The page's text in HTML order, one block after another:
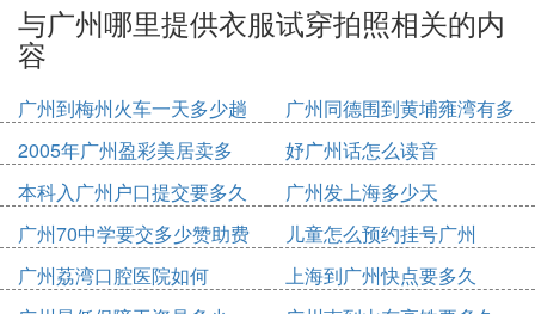
与广州哪里提供衣服试穿拍照相关的内
容
广州到梅州火车一天多少趟
广州同德围到黄埔雍湾有多
少公里
2005年广州盈彩美居卖多
少钱
妤广州话怎么读音
本科入广州户口提交要多久
广州发上海多少天
广州70中学要交多少赞助费
儿童怎么预约挂号广州
广州荔湾口腔医院如何
上海到广州快点要多久